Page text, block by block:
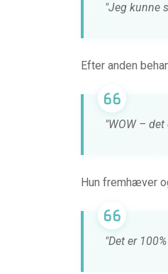
"Jeg kunne
Efter anden
"WOW –
Hun fremhæver
"Det er